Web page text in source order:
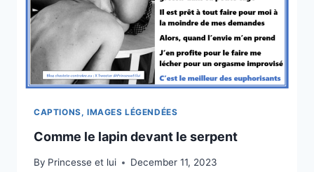
CAPTIONS, IMAGES LÉGENDÉES
Comme le lapin devant le serpent
By Princesse et lui December 11, 2023